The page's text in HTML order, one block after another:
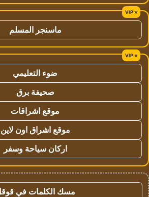
ماسنجر المسلم
ضوء التعليمي
صحيفة برق
موقع اشراقات
موقع اشراق اون لاين
اركان سياحة وسفر
مسك الكلمات في